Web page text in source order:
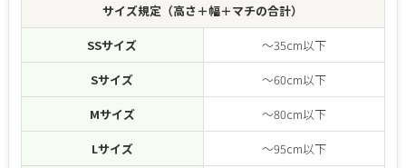
サイズ規定（高さ＋幅＋マチの合計）
SSサイズ
～35cm以下
Sサイズ
～60cm以下
Mサイズ
～80cm以下
Lサイズ
～95cm以下